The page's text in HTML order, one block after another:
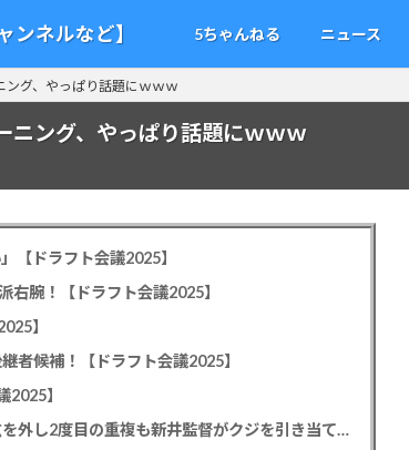
ンネルなど】 5ちゃんねる ニュース
ング、やっぱり話題にｗｗｗ
ニング、やっぱり話題にｗｗｗ
【ドラフト会議2025】
右腕！【ドラフト会議2025】
】
者候補！【ドラフト会議2025】
2025】
カープドラ1平川蓮！187cmのスイッチヒッター！立石正広を外し2度目の重複も新井監督がクジを引き当てる！【ドラフト会議2025】